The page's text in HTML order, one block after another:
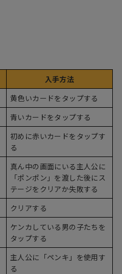
入手方法
黄色いカードをタップする
青いカードをタップする
初めに赤いカードをタップす
る
真ん中の画面にいる主人公に
「ポンポン」を渡した後にス
テージをクリアか失敗する
クリアする
ケンカしている男の子たちを
タップする
主人公に「ペンキ」を使用す
る